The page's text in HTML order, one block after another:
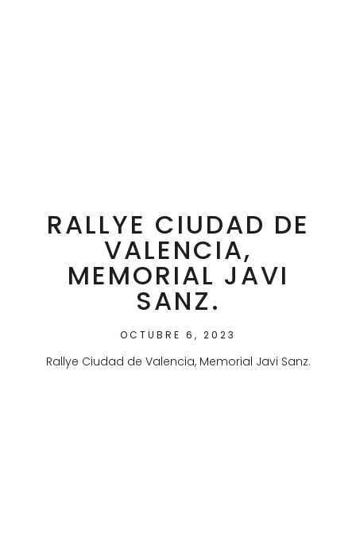
RALLYE CIUDAD DE
VALENCIA,
MEMORIAL JAVI
SANZ.
OCTUBRE 6, 2023
Rallye Ciudad de Valencia, Memorial Javi Sanz.